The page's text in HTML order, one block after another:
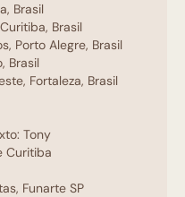
Brasil
Brasil
Porto Alegre, Brasil
Brasil
Fortaleza, Brasil
Tony
Curitiba
Funarte SP